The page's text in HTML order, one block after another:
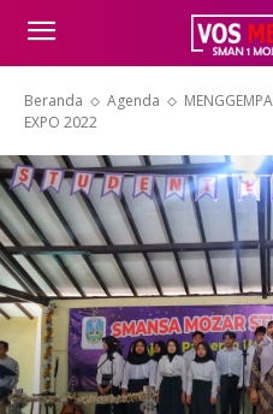
Beranda Agenda
EXPO 2022